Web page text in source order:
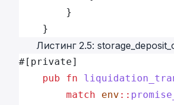
        }
    }
Листинг 2.5:
#[private]
    pub
fn
        match
env ::